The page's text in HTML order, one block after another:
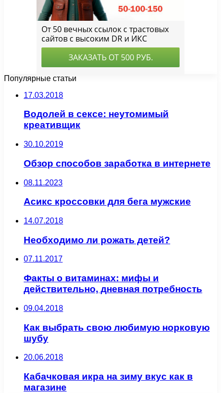
Популярные статьи
17.03.2018
Водолей в сексе: неутомимый
креативщик
30.10.2019
Обзор способов заработка в интернете
08.11.2023
Асикс кроссовки для бега мужские
14.07.2018
Необходимо ли рожать детей?
07.11.2017
Факты о витаминах: мифы и
действительно, дневная потребность
09.04.2018
Как выбрать свою любимую норковую
шубу
20.06.2018
Кабачковая икра на зиму вкус как в
магазине